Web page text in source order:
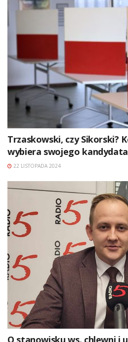
Trzaskowski, czy Sikorski?
wybiera swojego
22 LISTOPADA 2024